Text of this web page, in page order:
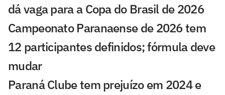
dá vaga para a Copa do Brasil de 2026
Campeonato Paranaense de 2026 tem
12 participantes definidos; fórmula deve
mudar
Paraná Clube tem prejuízo em 2024 e